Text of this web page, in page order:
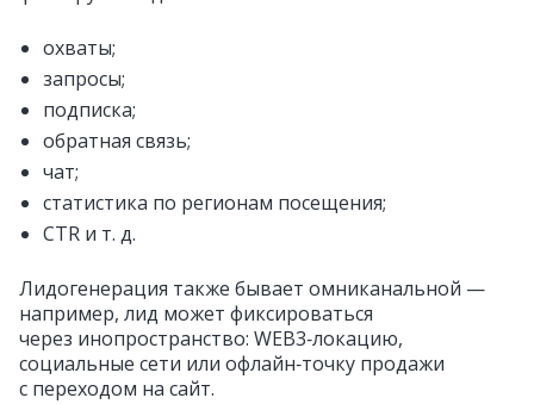
охваты;
запросы;
подписка;
обратная связь;
чат;
статистика по регионам посещения;
CTR и т. д.
Лидогенерация также бывает омниканальной —
например, лид может фиксироваться
через инопространство: WEB3‑локацию,
социальные сети или офлайн‑точку продажи
с переходом на сайт.